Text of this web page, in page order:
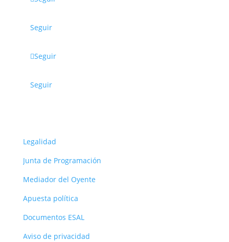
Seguir
Seguir
Seguir
Legalidad
Junta de Programación
Mediador del Oyente
Apuesta política
Documentos ESAL
Aviso de privacidad